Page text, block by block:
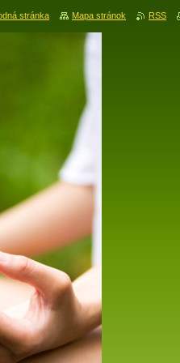
stránka Mapa stránok RSS